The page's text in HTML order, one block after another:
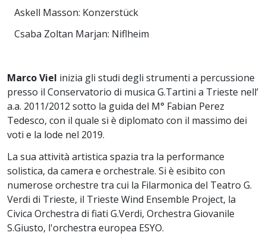
Askell Masson: Konzerstück
Csaba Zoltan Marjan: Niflheim
Marco Viel inizia gli studi degli strumenti a percussione
presso il Conservatorio di musica G.Tartini a Trieste nell’
a.a. 2011/2012 sotto la guida del M° Fabian Perez
Tedesco, con il quale si è diplomato con il massimo dei
voti e la lode nel 2019.
La sua attività artistica spazia tra la performance
solistica, da camera e orchestrale. Si è esibito con
numerose orchestre tra cui la Filarmonica del Teatro G.
Verdi di Trieste, il Trieste Wind Ensemble Project, la
Civica Orchestra di fiati G.Verdi, Orchestra Giovanile
S.Giusto, l'orchestra europea ESYO.